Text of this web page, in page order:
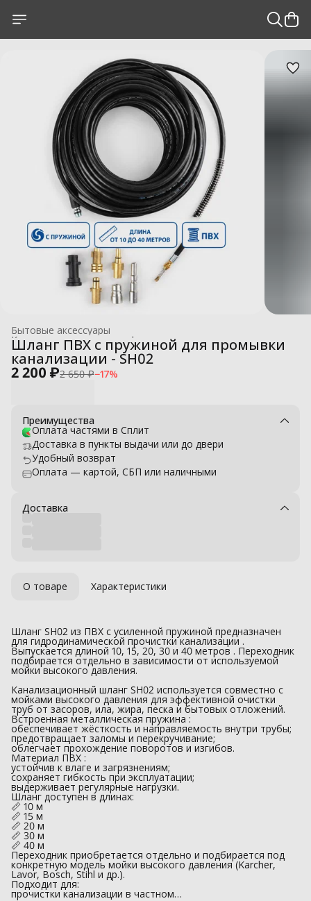
Бытовые аксессуары
Комплектующие для профессиональных моек высокого
Главная
Шланг ПВХ с пружиной для промывки
канализации - SH02
2 200 ₽2 650 ₽−17%
Преимущества
Оплата частями в Сплит
Доставка в пункты выдачи или до двери
Удобный возврат
Оплата — картой, СБП или наличными
Доставка
О товаре Характеристики
Шланг SH02 из ПВХ с усиленной пружиной предназначен
для гидродинамической прочистки канализации .
Выпускается длиной 10, 15, 20, 30 и 40 метров . Переходник
подбирается отдельно в зависимости от используемой
мойки высокого давления.
Канализационный шланг SH02 используется совместно с
мойками высокого давления для эффективной очистки
труб от засоров, ила, жира, песка и бытовых отложений.
Встроенная металлическая пружина :
обеспечивает жёсткость и направляемость внутри трубы;
предотвращает заломы и перекручивание;
облегчает прохождение поворотов и изгибов.
Материал ПВХ :
устойчив к влаге и загрязнениям;
сохраняет гибкость при эксплуатации;
выдерживает регулярные нагрузки.
Шланг доступен в длинах:
📏 10 м
📏 15 м
📏 20 м
📏 30 м
📏 40 м
Переходник приобретается отдельно и подбирается под
конкретную модель мойки высокого давления (Karcher,
Lavor, Bosch, Stihl и др.).
Подходит для:
прочистки канализации в частном…